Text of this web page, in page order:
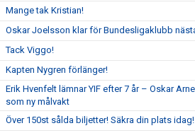
Mange tak Kristian!
Oskar Joelsson klar för Bundesligaklubb
Tack Viggo!
Kapten Nygren förlänger!
Erik Hvenfelt lämnar YIF efter 7 år – Oskar
som ny målvakt
Över 150st sålda biljetter! Säkra din plats idag!